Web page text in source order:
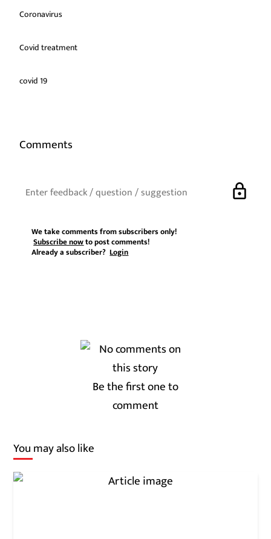
Coronavirus
Covid treatment
covid 19
Comments
lock
We take comments from subscribers only!
Subscribe nowto post comments!
Already a subscriber?Login
Be the first one to
comment
You may also like